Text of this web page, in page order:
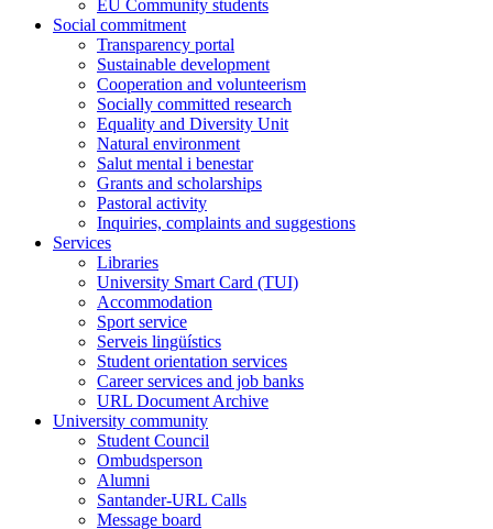
EU Community students
Social commitment
Transparency portal
Sustainable development
Cooperation and volunteerism
Socially committed research
Equality and Diversity Unit
Natural environment
Salut mental i benestar
Grants and scholarships
Pastoral activity
Inquiries, complaints and suggestions
Services
Libraries
University Smart Card (TUI)
Accommodation
Sport service
Serveis lingüístics
Student orientation services
Career services and job banks
URL Document Archive
University community
Student Council
Ombudsperson
Alumni
Santander-URL Calls
Message board